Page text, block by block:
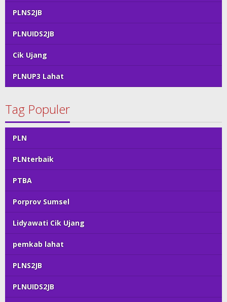
PLNS2JB
PLNUIDS2JB
Cik Ujang
PLNUP3 Lahat
Tag Populer
PLN
PLNterbaik
PTBA
Porprov Sumsel
Lidyawati Cik Ujang
pemkab lahat
PLNS2JB
PLNUIDS2JB